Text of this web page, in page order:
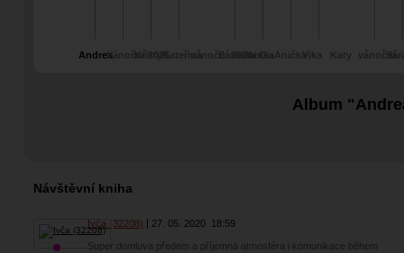
AndreaVánoční 2025
Album
Návštěvní kniha
Ivča (32208) 27. 05. 2020 18:59
Super domluva předem a příjemná atmosféra i komunikace během